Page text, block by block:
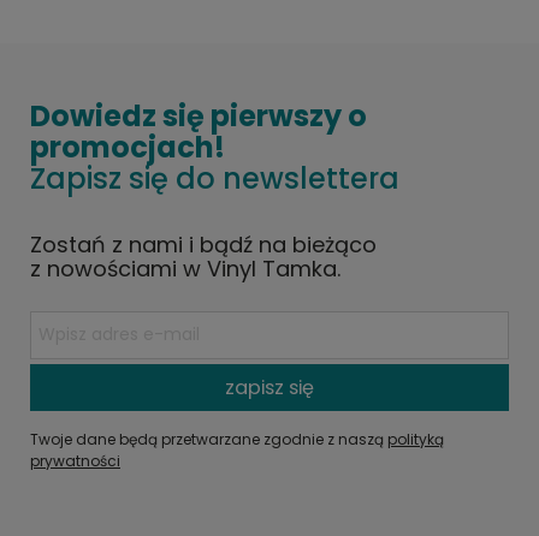
Dowiedz się pierwszy o
promocjach!
Zapisz się do newslettera
Zostań z nami i bądź na bieżąco
z nowościami w Vinyl Tamka.
zapisz się
Twoje dane będą przetwarzane zgodnie z naszą polityką
prywatności